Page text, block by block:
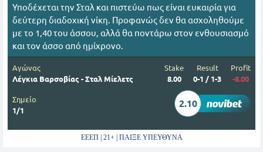
Υποδέχεται την Σταλ και πιστεύω πως είναι ευκαιρία για
δεύτερη διαδοχική νίκη. Προφανώς δεν θα ασχοληθούμε
με το 1,40 του άσσου, αλλά θα ποντάρω στον ενθουσιασμό
και τον άσσο από ημίχρονο.
Αγώνας
Λέγκια Βαρσοβίας - Σταλ Μίελετς
Stake
8.00
Result
0-1 / 1-3
Profit
-8.00
Σημείο
1/1
2.10
ΕΕΕΠ | 21+ | ΠΑΙΞΕ ΥΠΕΥΘΥΝΑ